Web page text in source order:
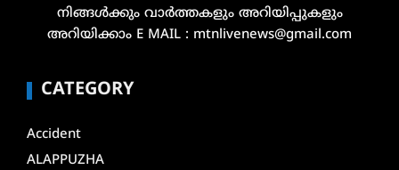
നിങ്ങൾക്കും വാർത്തകളും അറിയിപ്പുകളും
അറിയിക്കാം E MAIL : mtnlivenews@gmail.com
CATEGORY
Accident
ALAPPUZHA